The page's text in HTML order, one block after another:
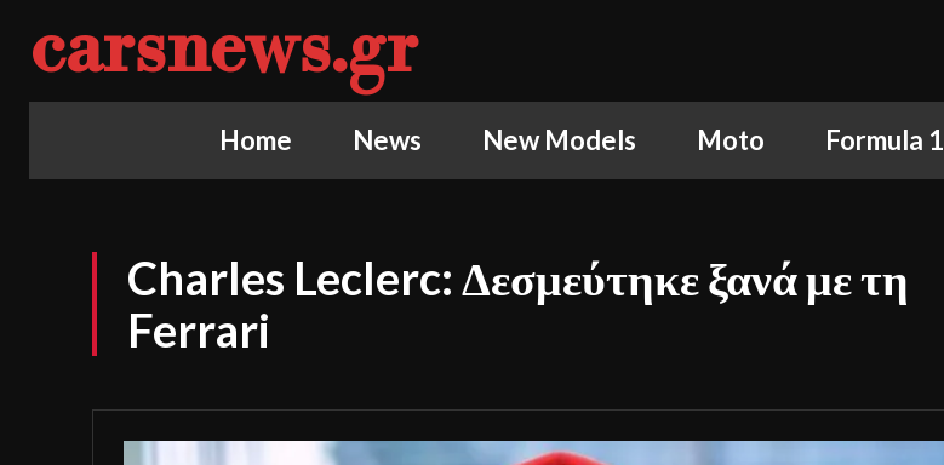
carsnews.gr
Home News New Models Moto Formula 1
Charles Leclerc: Δεσμεύτηκε ξανά με τη
Ferrari